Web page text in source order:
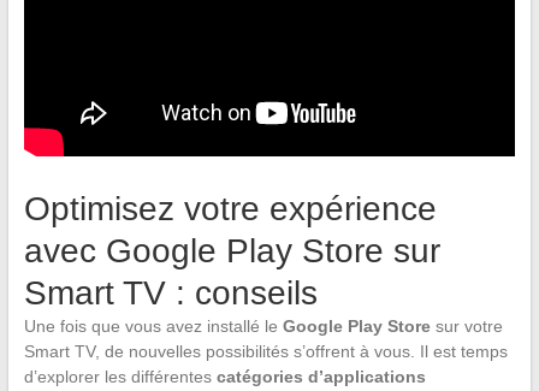
Optimisez votre expérience
avec Google Play Store sur
Smart TV : conseils
Une fois que vous avez installé le Google Play Storesur votre
Smart TV, de nouvelles possibilités s’offrent à vous. Il est temps
d’explorer les différentes catégories d’applications